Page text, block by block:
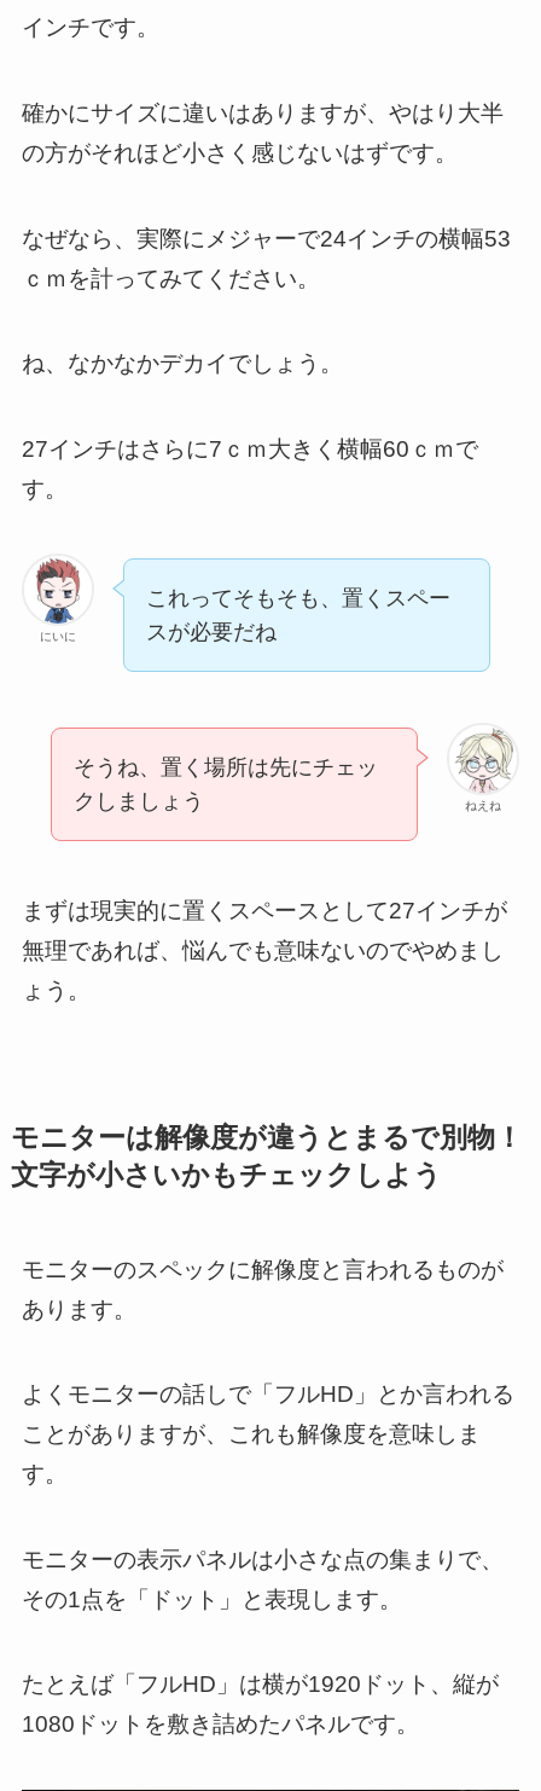
インチです。
確かにサイズに違いはありますが、やはり大半
の方がそれほど小さく感じないはずです。
なぜなら、実際にメジャーで24インチの横幅53
ｃｍを計ってみてください。
ね、なかなかデカイでしょう。
27インチはさらに7ｃｍ大きく横幅60ｃｍで
す。
にいに
これってそもそも、置くスペー
スが必要だね
ねえね
そうね、置く場所は先にチェッ
クしましょう
まずは現実的に置くスペースとして27インチが
無理であれば、悩んでも意味ないのでやめまし
ょう。
モニターは解像度が違うとまるで別物！
文字が小さいかもチェックしよう
モニターのスペックに解像度と言われるものが
あります。
よくモニターの話しで「フルHD」とか言われる
ことがありますが、これも解像度を意味しま
す。
モニターの表示パネルは小さな点の集まりで、
その1点を「ドット」と表現します。
たとえば「フルHD」は横が1920ドット、縦が
1080ドットを敷き詰めたパネルです。